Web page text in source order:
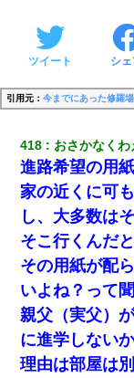
ツイート シ
引用元： 今までにあった修羅
418 おさかなく
進路希望の用
家の近くに可
し、大多数は
そこ行くんだ
その用紙が配
いよね？って
親父（実父）
に進学しない
理由は部屋は